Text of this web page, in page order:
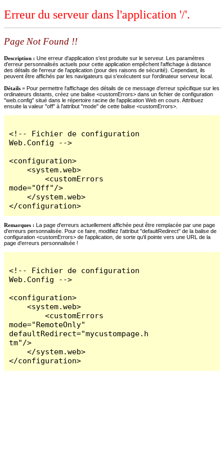
Erreur du serveur dans l'application '/'.
Page Not Found !!
Description : Une erreur d'application s'est produite sur le serveur. Les paramètres
d'erreur personnalisés actuels pour cette application empêchent l'affichage à distance
des détails de l'erreur de l'application (pour des raisons de sécurité). Cependant, ils
peuvent être affichés par les navigateurs qui s'exécutent sur l'ordinateur serveur local.
Détails = Pour permettre l'affichage des détails de ce message d'erreur spécifique sur les
ordinateurs distants, créez une balise <customErrors> dans un fichier de configuration
"web.config" situé dans le répertoire racine de l'application Web en cours. Attribuez
ensuite la valeur "off" à l'attribut "mode" de cette balise <customErrors>.
<!-- Fichier de configuration
Web.Config -->
<configuration>
    <system.web>
        <customErrors
mode="Off"/>
    </system.web>
</configuration>
Remarques : La page d'erreurs actuellement affichée peut être remplacée par une page
d'erreurs personnalisée. Pour ce faire, modifiez l'attribut "defaultRedirect" de la balise de
configuration <customErrors> de l'application, de sorte qu'il pointe vers une URL de la
page d'erreurs personnalisée !
<!-- Fichier de configuration
Web.Config -->
<configuration>
    <system.web>
        <customErrors
mode="RemoteOnly"
defaultRedirect="mycustompage.h
tm"/>
    </system.web>
</configuration>